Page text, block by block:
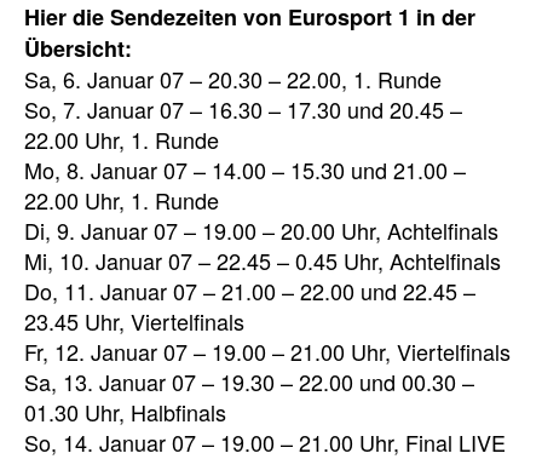
Hier die Sendezeiten von Eurosport 1 in der
Übersicht:
Sa, 6. Januar 07 – 20.30 – 22.00, 1. Runde
So, 7. Januar 07 – 16.30 – 17.30 und 20.45 –
22.00 Uhr, 1. Runde
Mo, 8. Januar 07 – 14.00 – 15.30 und 21.00 –
22.00 Uhr, 1. Runde
Di, 9. Januar 07 – 19.00 – 20.00 Uhr, Achtelfinals
Mi, 10. Januar 07 – 22.45 – 0.45 Uhr, Achtelfinals
Do, 11. Januar 07 – 21.00 – 22.00 und 22.45 –
23.45 Uhr, Viertelfinals
Fr, 12. Januar 07 – 19.00 – 21.00 Uhr, Viertelfinals
Sa, 13. Januar 07 – 19.30 – 22.00 und 00.30 –
01.30 Uhr, Halbfinals
So, 14. Januar 07 – 19.00 – 21.00 Uhr, Final LIVE